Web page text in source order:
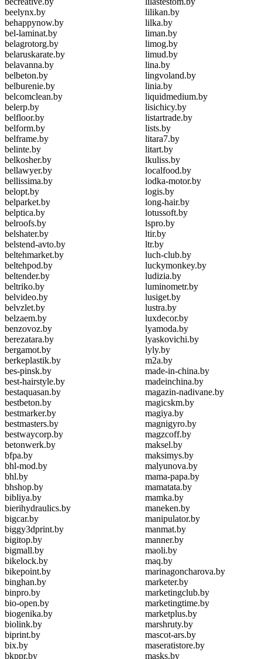
beelynx.by
behappynow.by
bel-laminat.by
belagrotorg.by
belaruskarate.by
belavanna.by
belbeton.by
belburenie.by
belcomclean.by
belerp.by
belfloor.by
belform.by
belframe.by
belinte.by
belkosher.by
bellawyer.by
bellissima.by
belopt.by
belparket.by
belptica.by
belroofs.by
belshater.by
belstend-avto.by
beltehmarket.by
beltehpod.by
beltender.by
beltriko.by
belvideo.by
belvzlet.by
belzaem.by
benzovoz.by
berezatara.by
bergamot.by
berkeplastik.by
bes-pinsk.by
best-hairstyle.by
bestaquasan.by
bestbeton.by
bestmarker.by
bestmasters.by
bestwaycorp.by
betonwerk.by
bfpa.by
bhl-mod.by
bhl.by
bhshop.by
bibliya.by
bierihydraulics.by
bigcar.by
biggy3dprint.by
bigitop.by
bigmall.by
bikelock.by
bikepoint.by
binghan.by
binpro.by
bio-open.by
biogenika.by
biolink.by
biprint.by
bix.by
bkppr.by
lilikan.by
lilka.by
liman.by
limog.by
limud.by
lina.by
lingvoland.by
linia.by
liquidmedium.by
lisichicy.by
listartrade.by
lists.by
litara7.by
litart.by
lkuliss.by
localfood.by
lodka-motor.by
logis.by
long-hair.by
lotussoft.by
lspro.by
ltir.by
ltr.by
luch-club.by
luckymonkey.by
ludizia.by
luminometr.by
lusiget.by
lustra.by
luxdecor.by
lyamoda.by
lyaskovichi.by
lyly.by
m2a.by
made-in-china.by
madeinchina.by
magazin-nadivane.by
magicskm.by
magiya.by
magnigyro.by
magzcoff.by
maksel.by
maksimys.by
malyunova.by
mama-papa.by
mamatata.by
mamka.by
maneken.by
manipulator.by
manmat.by
manner.by
maoli.by
maq.by
marinagoncharova.by
marketer.by
marketingclub.by
marketingtime.by
marketplus.by
marshruty.by
mascot-ars.by
maseratistore.by
masks.by